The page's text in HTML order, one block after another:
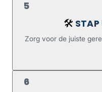
5
🛠️ STAP
Zorg voor de juiste
6